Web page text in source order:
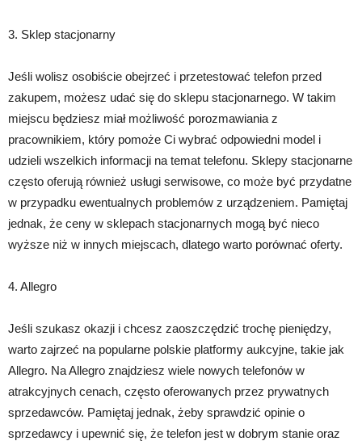
3. Sklep stacjonarny
Jeśli wolisz osobiście obejrzeć i przetestować telefon przed
zakupem, możesz udać się do sklepu stacjonarnego. W takim
miejscu będziesz miał możliwość porozmawiania z
pracownikiem, który pomoże Ci wybrać odpowiedni model i
udzieli wszelkich informacji na temat telefonu. Sklepy stacjonarne
często oferują również usługi serwisowe, co może być przydatne
w przypadku ewentualnych problemów z urządzeniem. Pamiętaj
jednak, że ceny w sklepach stacjonarnych mogą być nieco
wyższe niż w innych miejscach, dlatego warto porównać oferty.
4. Allegro
Jeśli szukasz okazji i chcesz zaoszczędzić trochę pieniędzy,
warto zajrzeć na popularne polskie platformy aukcyjne, takie jak
Allegro. Na Allegro znajdziesz wiele nowych telefonów w
atrakcyjnych cenach, często oferowanych przez prywatnych
sprzedawców. Pamiętaj jednak, żeby sprawdzić opinie o
sprzedawcy i upewnić się, że telefon jest w dobrym stanie oraz